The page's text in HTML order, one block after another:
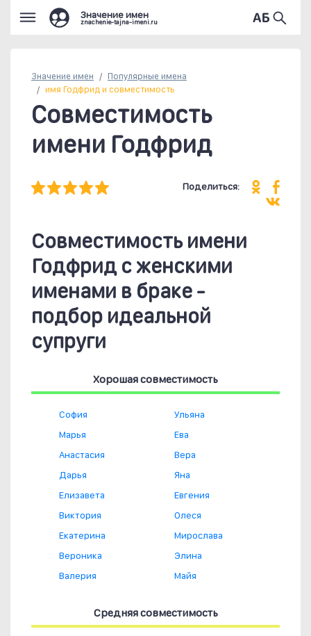
Значение имен
znachenie-tajna-imeni.ru
Значение имен Популярные имена
имя Годфрид и совместимость
Совместимость
имени Годфрид
Поделиться:
Совместимость имени
Годфрид c женскими
именами в браке -
подбор идеальной
супруги
Хорошая совместимость
София
Марья
Анастасия
Дарья
Елизавета
Виктория
Екатерина
Вероника
Валерия
Ульяна
Ева
Вера
Яна
Евгения
Олеся
Мирослава
Элина
Майя
Средняя совместимость